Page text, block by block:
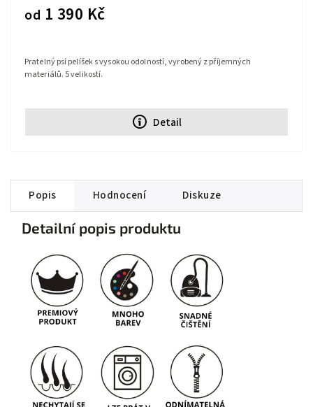
od 1 390 Kč
Detail
Pratelný psí pelíšek s vysokou odolností, vyrobený z příjemných
materiálů. 5 velikostí.
Popis Hodnocení Diskuze
Detailní popis produktu